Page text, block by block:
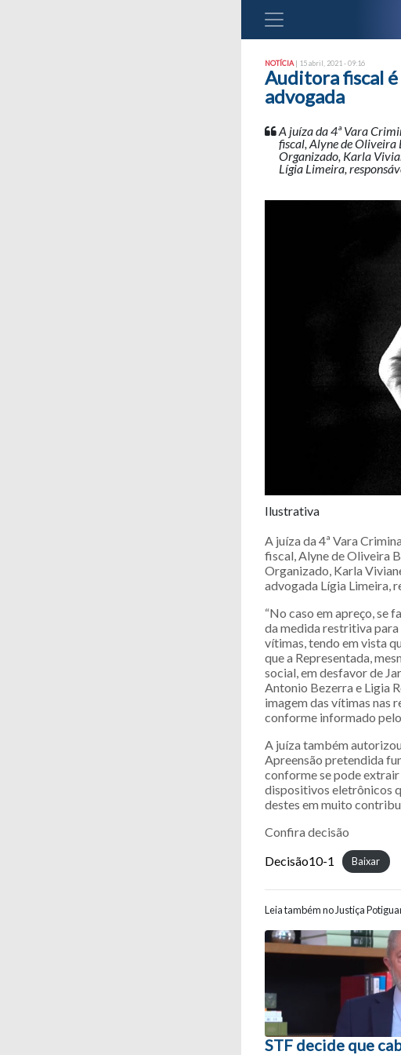
NOTÍCIA | 15 abril, 2021 - 09:16
Auditora fiscal
advogada
A juíza da 4ª Vara
fiscal, Alyne de Oliveira
Organizado, Karla
Lígia Limeira,
Ilustrativa
A juíza da 4ª Vara
fiscal, Alyne de Oliveira
Organizado, Karla
advogada Lígia Limeira,
“No caso em apreço, se
da medida restritiva
vítimas, tendo em vista
que a Representada,
social, em desfavor de
Antonio Bezerra e Ligia
imagem das vítimas nas
conforme informado pelo
A juíza também
Apreensão pretendida
conforme se pode extrair
dispositivos eletrônicos
destes em muito
Confira decisão
Decisão10-1
Baixar
Leia também no Justiça
Navegação
STF decide que